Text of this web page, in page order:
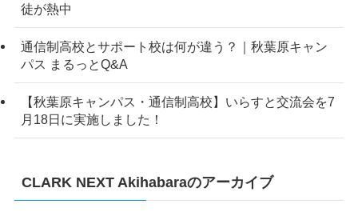
徒が熱中
通信制高校とサポート校は何が違う？｜秋葉原キャン
パス まるっとQ&A
【秋葉原キャンパス・通信制高校】いらすと交流会を7
月18日に実施しました！
CLARK NEXT Akihabaraのアーカイブ